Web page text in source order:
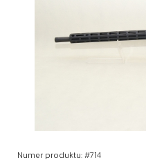
Numer produktu: #714